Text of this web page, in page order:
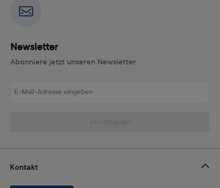
Newsletter
Abonniere jetzt unseren Newsletter
Kontakt